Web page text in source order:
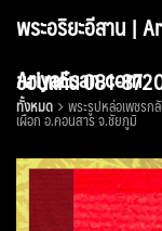
พระอริยะอีสาน |
ขอนแก่น 081-
AriyaEsan.com
ทั้งหมด พระรูปหล่อเพชรก
เผือก อ.คอนสาร จ.ชัยภูมิ